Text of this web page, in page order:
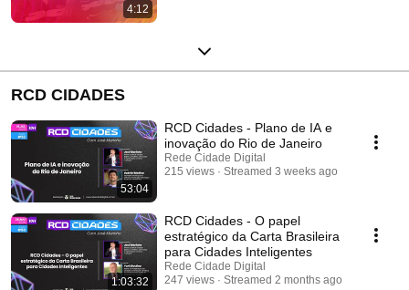
4:12
RCD CIDADES
53:04
RCD Cidades - Plano de IA e
inovação do Rio de Janeiro
Rede Cidade Digital
215 views
Streamed 3 weeks ago
1:03:32
RCD Cidades - O papel
estratégico da Carta Brasileira
para Cidades Inteligentes
Rede Cidade Digital
247 views
Streamed 2 months ago